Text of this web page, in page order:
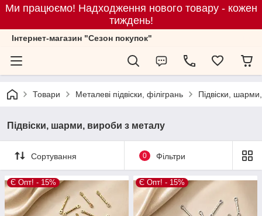
Ми працюємо! Надходження нового товару - кожен
тиждень!
Iнтернет-магазин "Сезон покупок"
Товари Металеві підвіски, філігрань Підвіски,
Підвіски, шарми, вироби з металу
Сортування 0 Фільтри
Є Опт! - 15% Є Опт! - 15%